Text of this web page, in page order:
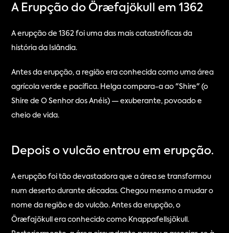
A Erupção do Öræfajökull em 1362
A erupção de 1362 foi uma das mais catastróficas da
história da Islândia.
Antes da erupção, a região era conhecida como uma área
agrícola verde e pacífica. Helga compara-a ao "Shire" (o
Shire de O Senhor dos Anéis) — exuberante, povoado e
cheio de vida.
Depois o vulcão entrou em erupção.
A erupção foi tão devastadora que a área se transformou
num deserto durante décadas. Chegou mesmo a mudar o
nome da região e do vulcão. Antes da erupção, o
Öræfajökull era conhecido como Knappafellsjökull.